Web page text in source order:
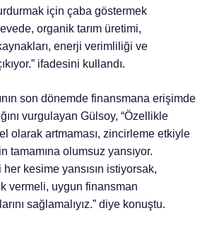
için çaba göstermek
organik tarım üretimi,
enerji verimliliği ve
ifadesini kullandı.
son dönemde finansmana erişimde
vurgulayan Gülsoy, “Özellikle
olarak artmaması, zincirleme etkiyle
tamamına olumsuz yansıyor.
kesime yansısın istiyorsak,
vermeli, uygun finansman
sağlamalıyız.” diye konuştu.